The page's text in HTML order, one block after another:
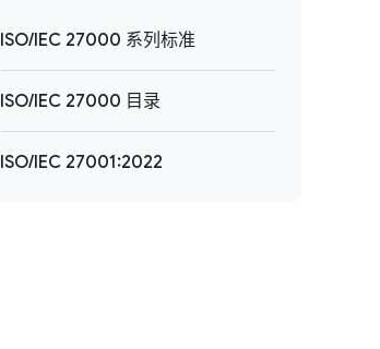
ISO/IEC 27000 系列标准
ISO/IEC 27000 目录
ISO/IEC 27001:2022